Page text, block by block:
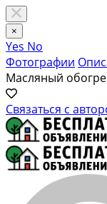
×
Yes No
Фотографии
Масляный
Связаться с